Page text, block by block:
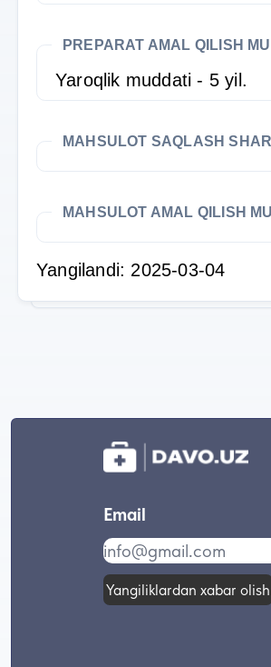
PREPARAT AMAL QILISH
Yaroqlik muddati - 5 yil.
MAHSULOT SAQLASH
MAHSULOT AMAL QILISH
Yangilandi: 2025-03-04
Email
Yangiliklardan xabar olish